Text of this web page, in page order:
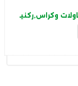
وكراس,ركنيات